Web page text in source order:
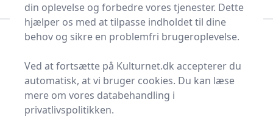
Bolig og indretning
Soveværelse
Hussenge - 164 på lager
din oplevelse og forbedre vores tjenester. Dette
hjælper os med at tilpasse indholdet til dine
behov og sikre en problemfri brugeroplevelse.
Ved at fortsætte på Kulturnet.dk accepterer du
automatisk, at vi bruger cookies. Du kan læse
mere om vores databehandling i
privatlivspolitikken.